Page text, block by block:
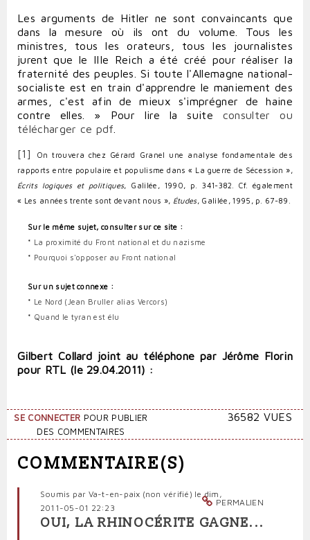
Les arguments de Hitler ne sont convaincants que
dans la mesure où ils ont du volume. Tous les
ministres, tous les orateurs, tous les journalistes
jurent que le IIIe Reich a été créé pour réaliser la
fraternité des peuples. Si toute l'Allemagne national-
socialiste est en train d'apprendre le maniement des
armes, c'est afin de mieux s'imprégner de haine
contre elles. » Pour lire la suite consulter ou
télécharger ce pdf
[1]
On trouvera chez Gérard Granel une analyse fondamentale des
rapports entre populaire et populisme dans « La guerre de Sécession »,
Écrits logiques et politiques, Galilée, 1990, p. 341-382. Cf. également
« Les années trente sont devant nous », Études, Galilée, 1995, p. 67-89.
Sur le même sujet, consulter sur ce site :
* La proximité du Front national et du nazisme
* Pourquoi s'opposer au Front national
Sur un sujet connexe :
* Le Nord (Jean Bruller alias Vercors)
* Quand le tyran est élu
Gilbert Collard joint au téléphone par Jérôme Florin
pour RTL (le 29.04.2011) :
SE CONNECTER POUR PUBLIER
DES COMMENTAIRES
36582 VUES
COMMENTAIRE(S)
PERMALIEN
Soumis par Va-t-en-paix (non vérifié) le dim,
2011-05-01 22:23
OUI, LA RHINOCÉRITE GAGNE...